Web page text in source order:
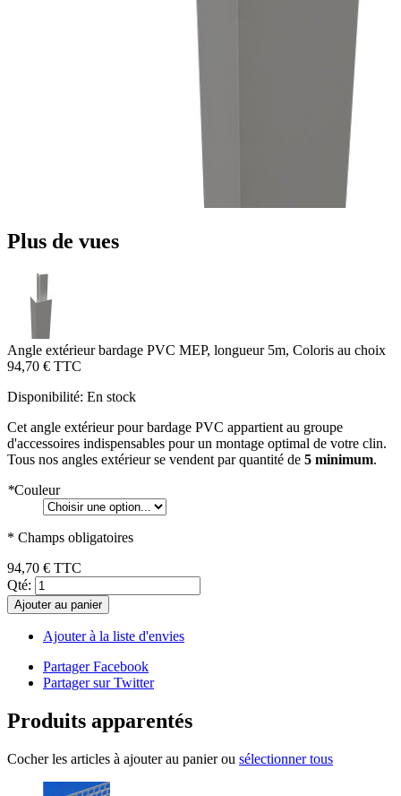
Plus de vues
Angle extérieur bardage PVC MEP, longueur 5m, Coloris au choix
94,70 € TTC
Disponibilité: En stock
Cet angle extérieur pour bardage PVC appartient au groupe
d'accessoires indispensables pour un montage optimal de votre clin.
Tous nos angles extérieur se vendent par quantité de 5 minimum.
*Couleur
* Champs obligatoires
94,70 € TTC
Qté:
Ajouter au panier
Ajouter à la liste d'envies
Partager Facebook
Partager sur Twitter
Produits apparentés
Cocher les articles à ajouter au panier ou sélectionner tous